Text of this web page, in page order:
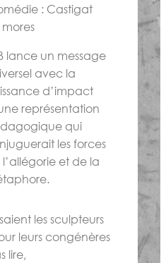
: Castigat
lance un message
avec la
d’impact
représentation
qui
les forces
et de la
les sculpteurs
leurs congénères
lire,